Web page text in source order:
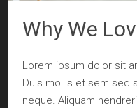
Why We
Lorem ipsum dolor sit
Duis mollis et sem sed
neque. Aliquam